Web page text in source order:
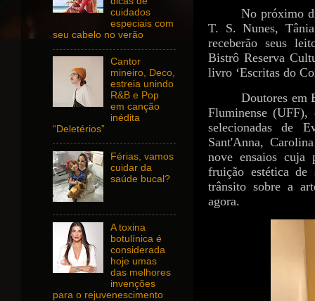
No próximo
T. S. Nunes,
receberão seus
Bistrô Reserva
livro ‘Escritas do
Doutores em
Fluminense (UFF),
selecionadas de
Sant'Anna,
nove ensaios
fruição estética de
trânsito sobre a
agora.
cuidados
especiais com
seu cabelo no verão
Cantor
mineiro, Deco,
estreia unindo
R&B e Pop
em canção
inédita
“Deletérios”
Férias, vamos
cuidar da
saúde bucal?
A toxina
botulínica é
considerada
hoje umas
das melhores
invenções
para o rejuvenescimento